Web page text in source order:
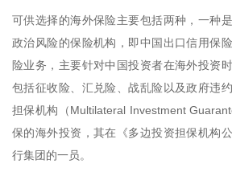
可供选择的海外保险主要包括两种，一种
政治风险的保险机构，即中国出口信用保
险业务，主要针对中国投资者在海外投资
包括征收险、汇兑险、战乱险以及政府违
担保机构（Multilateral Investment
保的海外投资，其在《多边投资担保机构
行集团的一员。